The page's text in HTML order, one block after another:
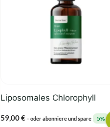
Liposomales Chlorophyll
59,00€ –oder abonniere und spare 5%